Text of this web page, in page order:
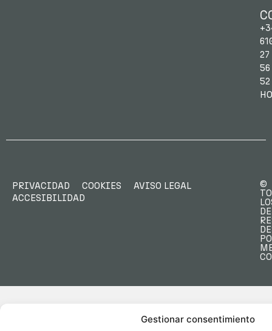
Gestionar consentimiento
27
56
52
PRIVACIDAD COOKIES
AVISO LEGAL
ACCESIBILIDAD
©